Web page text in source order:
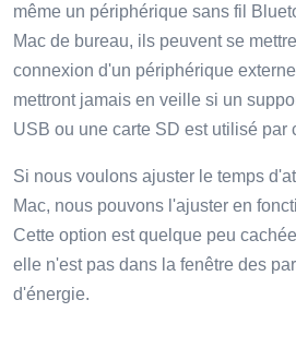
même un périphérique sans fil
Mac de bureau, ils peuvent se
connexion d'un périphérique
mettront jamais en veille si un
USB ou une carte SD est utilisé par
Si nous voulons ajuster le temps
Mac, nous pouvons l'ajuster en
Cette option est quelque peu
elle n'est pas dans la fenêtre des
d'énergie.